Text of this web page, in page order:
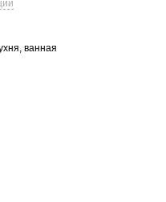
ванная